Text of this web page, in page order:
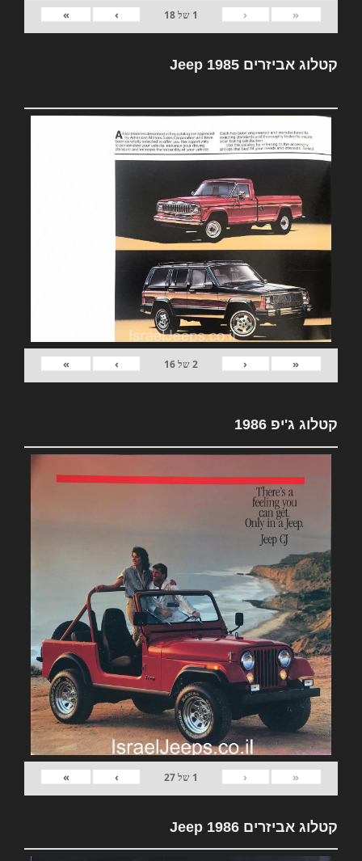
«
‹
1 של18
›
»
קטלוג אביזרים Jeep 1985
«
‹
2של16
›
»
קטלוג ג'יפ 1986
«
‹
1 של27
›
»
קטלוג אביזרים Jeep 1986